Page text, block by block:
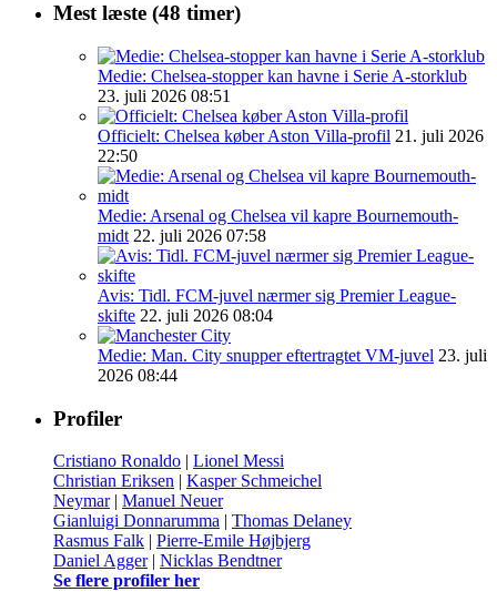
Mest læste (48 timer)
Medie: Chelsea-stopper kan havne i Serie A-storklub
23. juli 2026 08:51
Officielt: Chelsea køber Aston Villa-profil 21. juli 2026
22:50
Medie: Arsenal og Chelsea vil kapre Bournemouth-
midt 22. juli 2026 07:58
Avis: Tidl. FCM-juvel nærmer sig Premier League-
skifte 22. juli 2026 08:04
Medie: Man. City snupper eftertragtet VM-juvel 23. juli
2026 08:44
Profiler
Cristiano Ronaldo | Lionel Messi
Christian Eriksen | Kasper Schmeichel
Neymar| Manuel Neuer
Gianluigi Donnarumma | Thomas Delaney
Rasmus Falk | Pierre-Emile Højbjerg
Daniel Agger| Nicklas Bendtner
Se flere profiler her